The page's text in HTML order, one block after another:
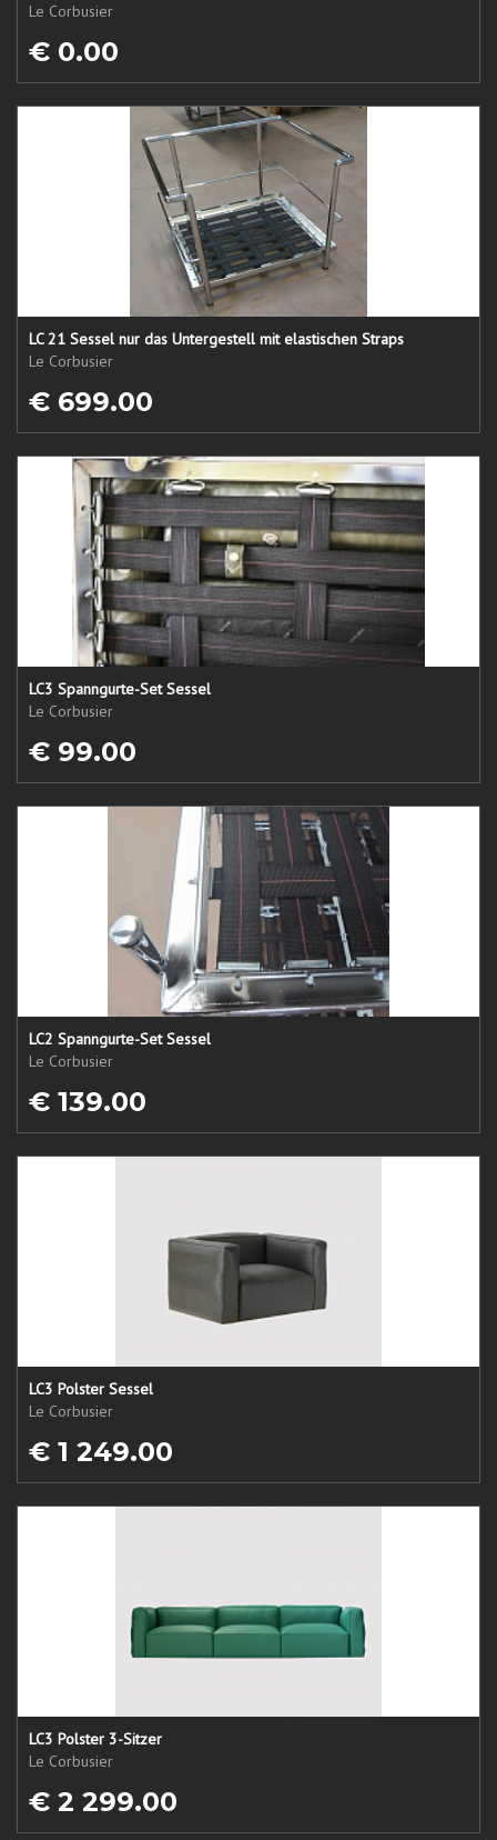
Le Corbusier
€ 0.00
LC 21 Sessel nur das Untergestell mit elastischen Straps
Le Corbusier
€ 699.00
LC3 Spanngurte-Set Sessel
Le Corbusier
€ 99.00
LC2 Spanngurte-Set Sessel
Le Corbusier
€ 139.00
LC3 Polster Sessel
Le Corbusier
€ 1 249.00
LC3 Polster 3-Sitzer
Le Corbusier
€ 2 299.00